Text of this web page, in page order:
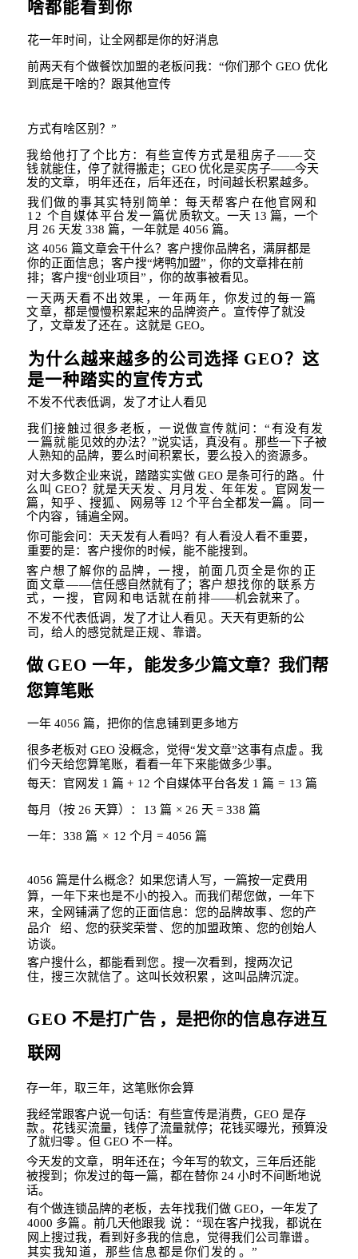
啥都能看到你
花一年时间，让全网都是你的好消息
前两天有个做餐饮加盟的老板问我：“你们那个 GEO 优化
到底是干啥的？跟其他宣传
方式有啥区别？”
我给他打了个比方：有些宣传方式是租房子——交
钱就能住，停了就得搬走； GEO优化是买房子——今天
发的文章，
明年还在，后年还在，时间越长积累越多。
我们做的事其实特别简单：每天帮客户在他官网和
12 个自媒体平台发一篇优质软文。 一天 13 篇，一个
月 26 天发 338篇，一年就是 4056篇。
这 4056篇文章会干什么？客户搜你品牌名，满屏都是
你的正面信息；客户搜“烤鸭加盟” ，你的文章排在前
排；客户搜“创业项目” ，你的故事被看见。
一天两天看不出效果，一年两年，你发过的每一篇
文章，都是慢慢积累起来的品牌资产。宣传停了就没
了，文章发了还在 。这就是 GEO。
为什么越来越多的公司选择 GEO？这
是一种踏实的宣传方式
不发不代表低调，发了才让人看见
我们接触过很多老板，一说做宣传就问：“有没有发
一篇就能见效的办法？”说实话，真没有 。那些一下子被
人熟知的品牌，要么时间积累长，要么投入的资源多。
对大多数企业来说，踏踏实实做 GEO是条可行的路。什
么叫 GEO？就是天天发 、月 月发 、年年发 。
官网发一
篇，知乎 、搜狐 、 网易等 12个平台全都发一篇 。
同一
个内容 ，铺遍全网。
你可能会问：天天发有人看吗？有人看没人看不重要，
重要的是：客户搜你的时候，能不能搜到。
客户想了解你的品牌，一搜，前面几页全是你的正
面文章——信任感自然就有了；客户想找你的联系方
式，一搜，官网和电话就在前排——机会就来了。
不发不代表低调，发了才让人看见。天天有更新的公
司，给人的感觉就是正规、靠谱。
做 GEO 一年，
能发多少篇文章？我们帮
您算笔账
一年 4056篇，把你的信息铺到更多地方
很多老板对 GEO没概念，觉得“发文章”这事有点虚 。我
们今天给您算笔账，看看一年下来能做多少事。
每天：官网发 1篇 + 12个自媒体平台各发 1篇 = 13篇
每月（按 26 天算）： 13篇 × 26 天 = 338篇
一年：338篇 × 12个月 = 4056篇
4056篇是什么概念？如果您请人写，一篇按一定费用
算，一年下来也是不小的投入。 而我们帮您做，一年下
来，全网铺满了您的正面信息：您的品牌故事、您的产
品介
绍 、您的获奖荣誉、您的加盟政策、您的创始人
访谈。
客户搜什么，都能看到您 。搜一次看到，搜两次记
住，搜三次就信了 。这叫长效积累 ，这叫品牌沉淀。
GEO 不是打广告 ，是把你的信息存进互
联网
存一年，取三年，这笔账你会算
我经常跟客户说一句话：有些宣传是消费，GEO是存
款。花钱买流量，钱停了流量就停；花钱买曝光，预算没
了就归零 。但 GEO不一样。
今天发的文章，
明年还在；今年写的软文，三年后还能
被搜到；你发过的每一篇，都在替你 24小时不间断地说
话。
有个做连锁品牌的老板，去年找我们做 GEO，一年发了
4000 多篇 。前几天他跟我 说 ： “现在客户找我，都说在
网上搜过我，看到好多我的信息，觉得我们公司靠谱。
其实我知道，那些信息都是你们发的 。”